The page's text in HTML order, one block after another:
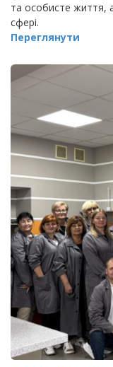
та особисте життя,
сфері.
Переглянути